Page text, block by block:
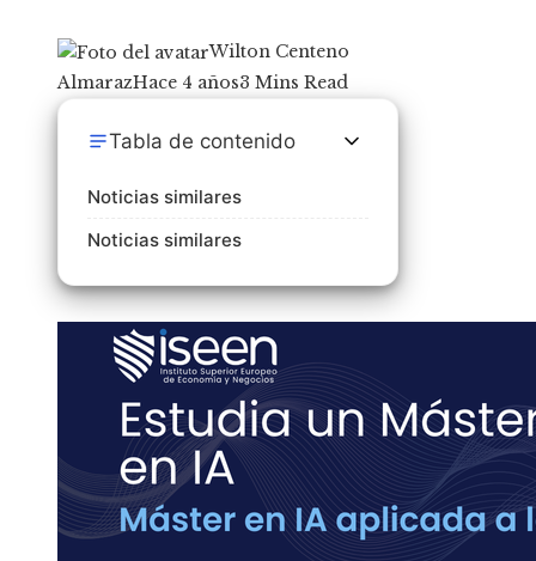
Wilton Centeno
AlmarazHace 4 años3 Mins Read
Tabla de contenido
Noticias similares
Noticias similares